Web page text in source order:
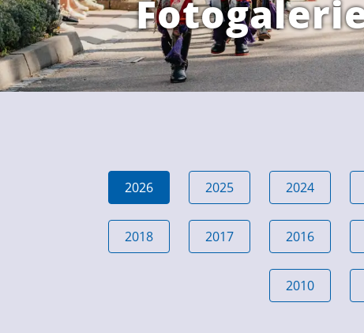
2026 2025 2024
2018 2017 2016
2010